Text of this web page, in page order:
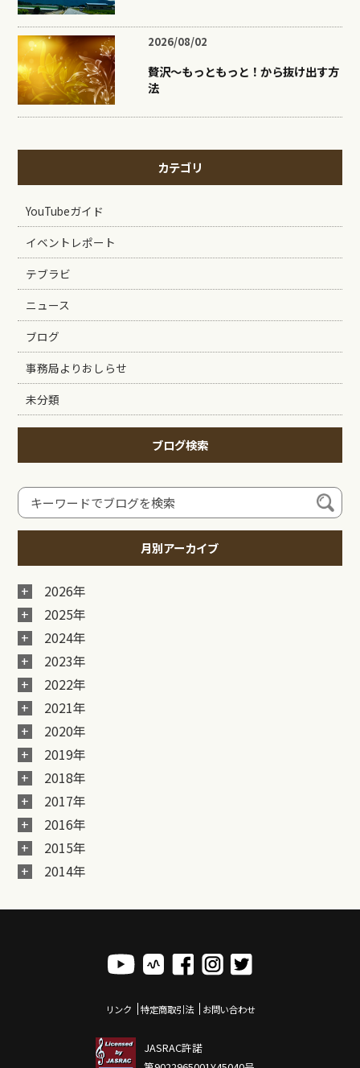
2026/08/02
贅沢〜もっともっと！から抜け出す方
法
カテゴリ
YouTubeガイド
イベントレポート
テブラビ
ニュース
ブログ
事務局よりおしらせ
未分類
ブログ検索
月別アーカイブ
2026年
2025年
2024年
2023年
2022年
2021年
2020年
2019年
2018年
2017年
2016年
2015年
2014年
リンク 特定商取引法 お問い合わせ
JASRAC許諾